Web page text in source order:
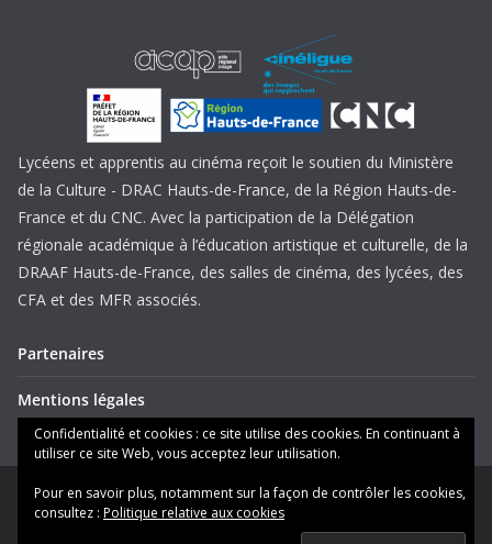
Lycéens et apprentis au cinéma reçoit le soutien du Ministère
de la Culture - DRAC Hauts-de-France, de la Région Hauts-de-
France et du CNC. Avec la participation de la Délégation
régionale académique à l’éducation artistique et culturelle, de la
DRAAF Hauts-de-France, des salles de cinéma, des lycées, des
CFA et des MFR associés.
Partenaires
Mentions légales
Copyright © 2026 Lycéens et apprentis au cinéma Hauts-de-
. Tous droits réservés.
Confidentialité et cookies : ce site utilise des cookies. En continuant à
utiliser ce site Web, vous acceptez leur utilisation.
Pour en savoir plus, notamment sur la façon de contrôler les cookies,
consultez : Politique relative aux cookies